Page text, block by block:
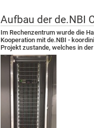
Aufbau der de.NBI
Im Rechenzentrum wurde die
Kooperation mit de.NBI -
Projekt zustande, welches in